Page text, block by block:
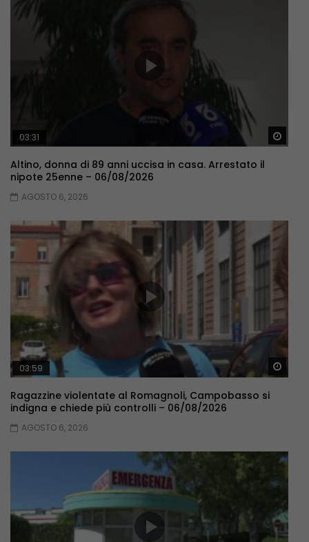
03:31
Altino, donna di 89 anni uccisa in casa. Arrestato il
nipote 25enne – 06/08/2026
AGOSTO 6, 2026
03:59
Ragazzine violentate al Romagnoli, Campobasso si
indigna e chiede più controlli – 06/08/2026
AGOSTO 6, 2026